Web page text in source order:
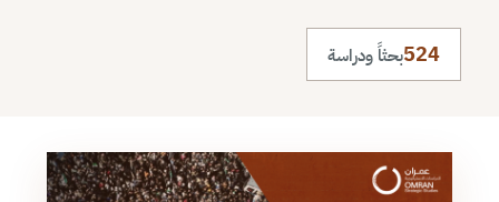
524بحثاً ودراسة